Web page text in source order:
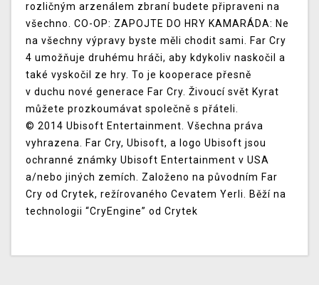
rozličným arzenálem zbraní budete připraveni na
všechno. CO-OP: ZAPOJTE DO HRY KAMARÁDA: Ne
na všechny výpravy byste měli chodit sami. Far Cry
4 umožňuje druhému hráči, aby kdykoliv naskočil a
také vyskočil ze hry. To je kooperace přesně
v duchu nové generace Far Cry. Živoucí svět Kyrat
můžete prozkoumávat společně s přáteli.
© 2014 Ubisoft Entertainment. Všechna práva
vyhrazena. Far Cry, Ubisoft, a logo Ubisoft jsou
ochranné známky Ubisoft Entertainment v USA
a/nebo jiných zemích. Založeno na původním Far
Cry od Crytek, režírovaného Cevatem Yerli. Běží na
technologii “CryEngine” od Crytek